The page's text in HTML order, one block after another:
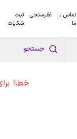
تماس با
ما
نظرسنجی
ثبت
شکایات
جستجو
خطا!